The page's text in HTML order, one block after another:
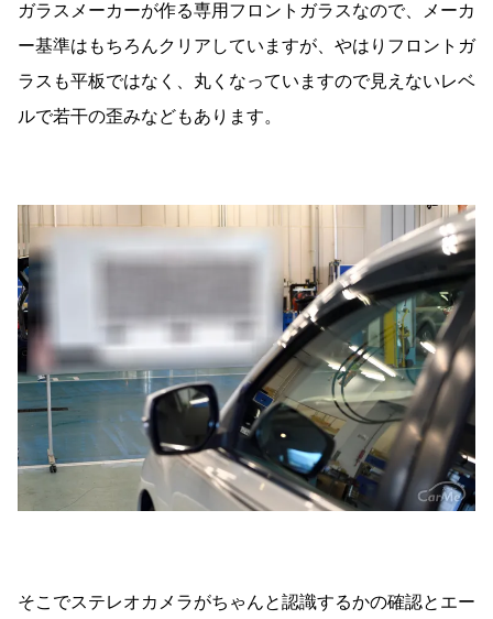
ガラスメーカーが作る専用フロントガラスなので、メーカ
ー基準はもちろんクリアしていますが、やはりフロントガ
ラスも平板ではなく、丸くなっていますので見えないレベ
ルで若干の歪みなどもあります。
そこでステレオカメラがちゃんと認識するかの確認とエー